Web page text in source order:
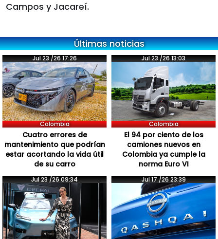
Campos y Jacareí.
Últimas noticias
Jul 23 /26 17:26
Colombia
Cuatro errores de
mantenimiento que podrían
estar acortando la vida útil
de su carro
Jul 23 /26 13:03
Colombia
El 94 por ciento de los
camiones nuevos en
Colombia ya cumple la
norma Euro VI
Jul 23 /26 09:34 Jul 17 /26 23:39